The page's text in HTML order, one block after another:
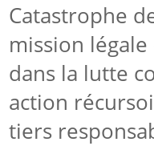
Catastrophe
mission
dans la lutte
action
tiers